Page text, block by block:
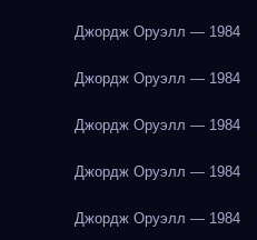
Джордж Оруэлл — 1984
Джордж Оруэлл — 1984
Джордж Оруэлл — 1984
Джордж Оруэлл — 1984
Джордж Оруэлл — 1984